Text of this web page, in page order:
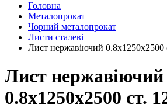
Головна
Металопрокат
Чорний металопрокат
Листи сталеві
Лист нержавіючий 0.8х1250х2500
Лист нержавіючий
0.8х1250х2500 ст.